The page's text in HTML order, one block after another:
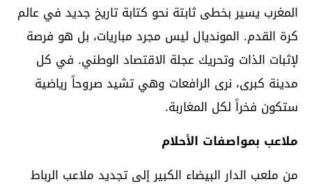
المغرب يسير بخطى ثابتة نحو كتابة تاريخ جديد في عالم
كرة القدم. المونديال ليس مجرد مباريات، بل هو فرصة
لإثبات الذات وتحريك عجلة الاقتصاد الوطني. في كل
مدينة كبرى، نرى الرافعات وهي تشيد صروحاً رياضية
ستكون فخراً لكل المغاربة.
ملاعب بمواصفات الأحلام
من ملعب الدار البيضاء الكبير إلى تجديد ملاعب الرباط